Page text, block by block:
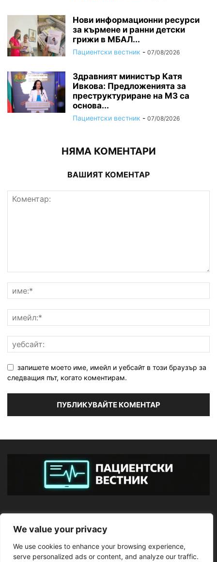
We value your privacy
We use cookies to enhance your browsing experience,
serve personalized ads or content, and analyze our traffic.
Нови информационни ресурси
за кърмене и ранни детски
грижи в МБАЛ...
Пациентски вестник - 07/08/2026
Здравният министър Катя
Ивкова: Предложенията за
преструктуриране на МЗ са
основа...
Пациентски вестник - 07/08/2026
НЯМА КОМЕНТАРИ
ВАШИЯТ КОМЕНТАР
запишете моето име, имейл и уебсайт в този браузър за
следващия път, когато коментирам.
ПОСЛЕДВАЙТЕ НИ